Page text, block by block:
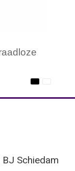
Schiedam